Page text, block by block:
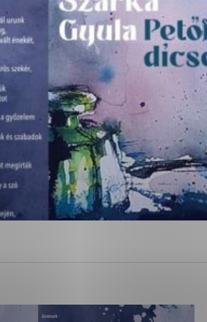
ktorú chcete povoliť
pre prevádzku nevyhnutné a
ako je navigácia na stránke a
cookie nemôže web správne
prevádzkovateľovi stránok
a ponúknuť im lepšiu
osobou.